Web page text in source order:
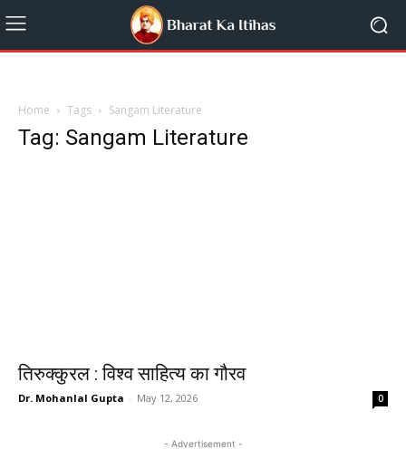
Home Tags Sangam Literature
Tag: Sangam Literature
तिरुक्कुरल : विश्व साहित्य का गौरव
Dr. Mohanlal Gupta - May 12, 2026 0
- Advertisement -